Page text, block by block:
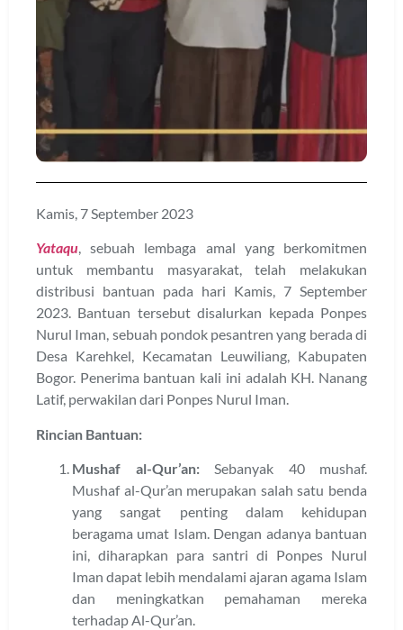
Kamis, 7 September 2023
Yataqu, sebuah lembaga amal yang berkomitmen
untuk membantu masyarakat, telah melakukan
distribusi bantuan pada hari Kamis, 7 September
2023. Bantuan tersebut disalurkan kepada Ponpes
Nurul Iman, sebuah pondok pesantren yang berada di
Desa Karehkel, Kecamatan Leuwiliang, Kabupaten
Bogor. Penerima bantuan kali ini adalah KH. Nanang
Latif, perwakilan dari Ponpes Nurul Iman.
Rincian Bantuan:
Mushaf al-Qur’an:Sebanyak 40 mushaf.
Mushaf al-Qur’an merupakan salah satu benda
yang sangat penting dalam kehidupan
beragama umat Islam. Dengan adanya bantuan
ini, diharapkan para santri di Ponpes Nurul
Iman dapat lebih mendalami ajaran agama Islam
dan meningkatkan pemahaman mereka
terhadap Al-Qur’an.